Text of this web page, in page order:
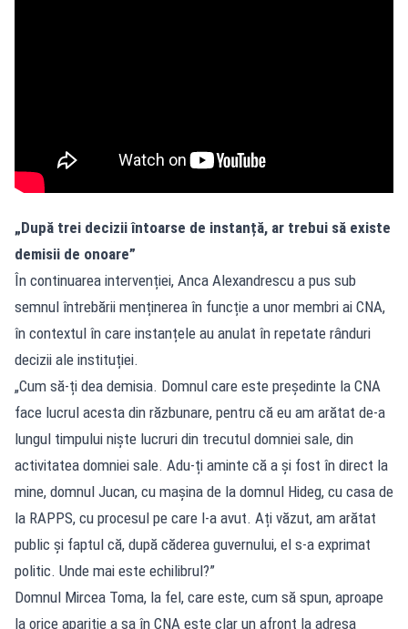
„După trei decizii întoarse de instanță, ar trebui să existe
demisii de onoare”
În continuarea intervenției, Anca Alexandrescu a pus sub
semnul întrebării menținerea în funcție a unor membri ai CNA,
în contextul în care instanțele au anulat în repetate rânduri
decizii ale instituției.
„Cum să-ți dea demisia. Domnul care este președinte la CNA
face lucrul acesta din răzbunare, pentru că eu am arătat de-a
lungul timpului niște lucruri din trecutul domniei sale, din
activitatea domniei sale. Adu-ți aminte că a și fost în direct la
mine, domnul Jucan, cu mașina de la domnul Hideg, cu casa de
la RAPPS, cu procesul pe care l-a avut. Ați văzut, am arătat
public și faptul că, după căderea guvernului, el s-a exprimat
politic. Unde mai este echilibrul?”
Domnul Mircea Toma, la fel, care este, cum să spun, aproape
la orice apariție a sa în CNA este clar un afront la adresa